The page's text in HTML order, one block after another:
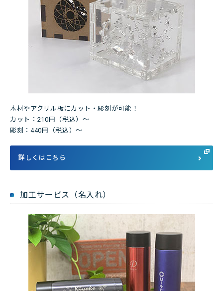
木材やアクリル板にカット・彫刻が可能！
カット：210円（税込）～
彫刻：440円（税込）～
詳しくはこちら
加工サービス（名入れ）